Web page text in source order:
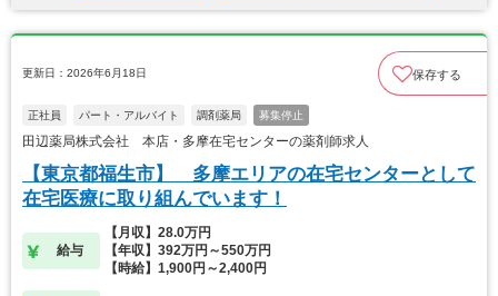
更新日：2026年6月18日 保存する
正社員 パート・アルバイト 調剤薬局 募集停止
田辺薬局株式会社 本店・多摩在宅センターの薬剤師求人
【東京都福生市】 多摩エリアの在宅センターとして
在宅医療に取り組んでいます！
給与
【月収】28.0万円
【年収】392万円～550万円
【時給】1,900円～2,400円